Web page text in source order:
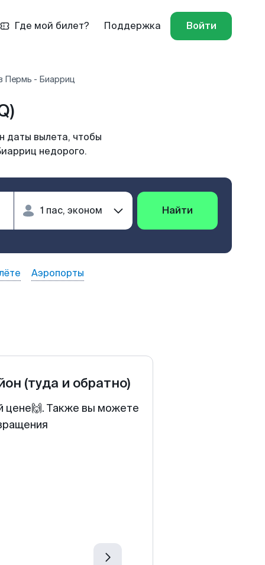
Где мой билет? Поддержка Войти
Пермь - Биарриц
даты вылета, чтобы
недорого.
Найти
Аэропорты
(туда и обратно)
цене🙌. Также вы можете